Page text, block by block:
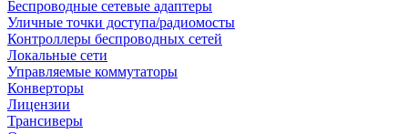
Беспроводные сетевые адаптеры
Уличные точки доступа/радиомосты
Контроллеры беспроводных сетей
Локальные сети
Управляемые коммутаторы
Конверторы
Лицензии
Трансиверы